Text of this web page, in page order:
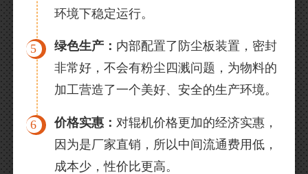
环境下稳定运行。
5 绿色生产： 内部配置了防尘板装置，密封
非常好，不会有粉尘四溅问题，为物料的
加工营造了一个美好、安全的生产环境。
6 价格实惠： 对辊机价格更加的经济实惠，
因为是厂家直销，所以中间流通费用低，
成本少，性价比更高。